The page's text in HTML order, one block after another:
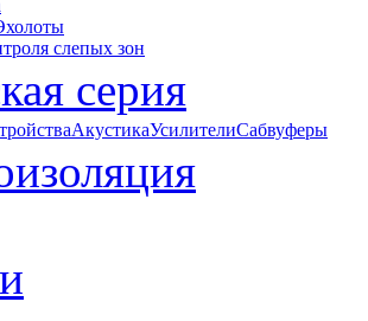
слепых зон
серия
АкустикаУсилителиСабвуферы